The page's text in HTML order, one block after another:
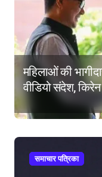
महिलाओं की
वीडियो संदेश,
महिला आरक्षण बिल
समर्थन
समाचार पत्रिका